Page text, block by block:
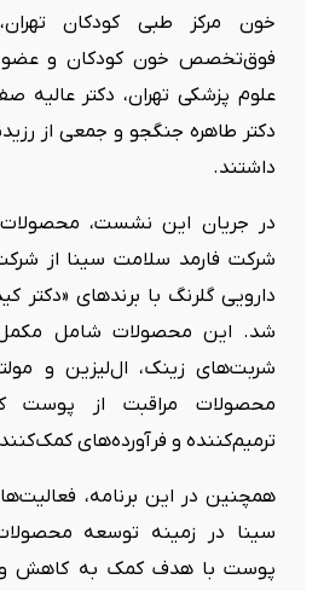
خون مرکز طبی کودکان تهران،
فوق‌تخصص خون کودکان و عضو
علوم پزشکی تهران، دکتر عالیه
دکتر طاهره جنگجو و جمعی از
داشتند.
در جریان این نشست،
شرکت فارمد سلامت سینا از
دارویی گلرنگ با برندهای «دکتر
شد. این محصولات شامل
شربت‌های زینک، ال‌لیزین و
محصولات مراقبت از پوست
ترمیم‌کننده و فرآورده‌های
همچنین در این برنامه،
سینا در زمینه توسعه
پوست با هدف کمک به کاهش و